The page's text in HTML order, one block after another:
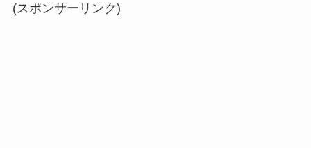
(スポンサーリンク)